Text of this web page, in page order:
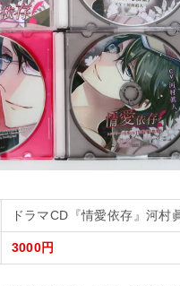
ドラマCD『情愛依存』河村
3000円